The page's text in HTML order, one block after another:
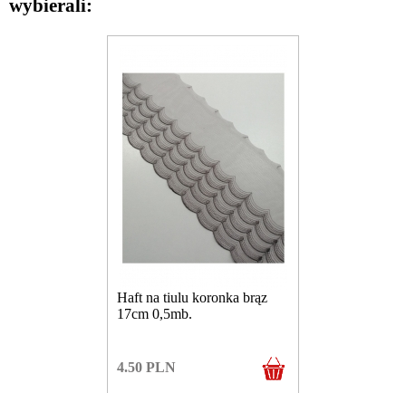
wybierali:
Haft na tiulu koronka brąz
17cm 0,5mb.
4.50 PLN